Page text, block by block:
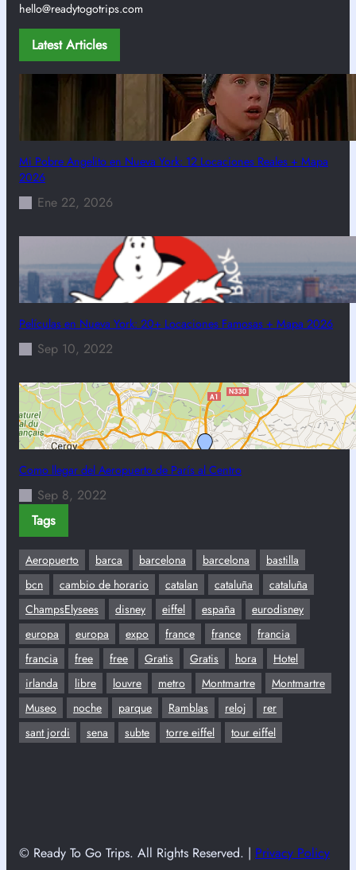
hello@readytogotrips.com
Latest Articles
Mi Pobre Angelito en Nueva York: 12 Locaciones Reales + Mapa
2026
Ene 22, 2026
Películas en Nueva York: 20+ Locaciones Famosas + Mapa 2026
Sep 10, 2022
Como llegar del Aeropuerto de París al Centro
Sep 8, 2022
Tags
Aeropuerto barca barcelona barcelona
bastilla
bcn
cambio de horario catalan cataluña
cataluña
ChampsElysees
disney eiffel españa
eurodisney
europa
europa expo france france
francia
francia
free free Gratis Gratis hora
Hotel
irlanda
libre louvre metro Montmartre
Montmartre
Museo
noche parque Ramblas reloj
rer
sant jordi
sena subte torre eiffel tour eiffel
© Ready To Go Trips. All Rights Reserved. | Privacy Policy